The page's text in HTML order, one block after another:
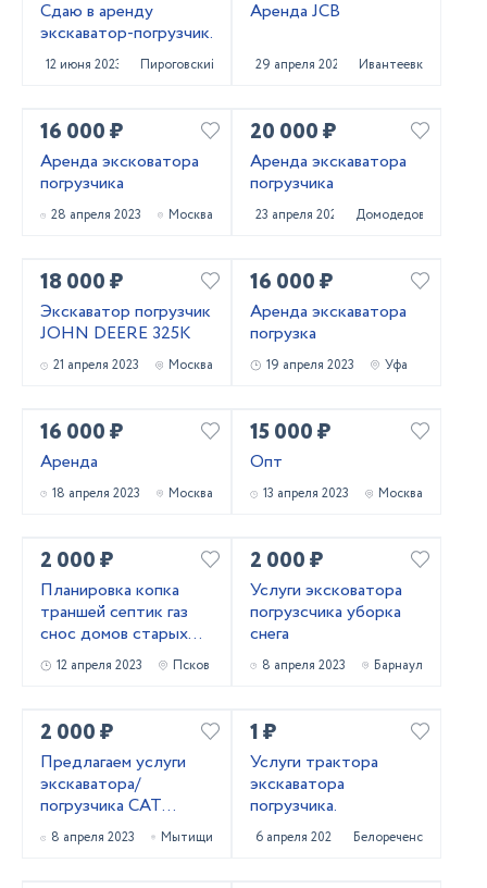
Сдаю в аренду
экскаватор-погрузчик.
12 июня 2023 Пироговский
Аренда JCB
29 апреля 2023 Ивантеевка
16 000 ₽
Аренда эксковатора
погрузчика
28 апреля 2023 Москва
20 000 ₽
Аренда экскаватора
погрузчика
23 апреля 2023 Домодедово
18 000 ₽
Экскаватор погрузчик
JOHN DEERE 325К
21 апреля 2023 Москва
16 000 ₽
Аренда экскаватора
погрузка
19 апреля 2023 Уфа
16 000 ₽
Аренда
18 апреля 2023 Москва
15 000 ₽
Опт
13 апреля 2023 Москва
2 000 ₽
Планировка копка
траншей септик газ
снос домов старых
зданий
12 апреля 2023 Псков
2 000 ₽
Услуги эксковатора
погрузсчика уборка
снега
8 апреля 2023 Барнаул
2 000 ₽
​Предлагаем услуги
экскаватора/
погрузчика CAT
Трактора в отличном
состоянии
8 апреля 2023 Мытищи
1 ₽
Услуги трактора
экскаватора
погрузчика.
6 апреля 2023 Белореченск